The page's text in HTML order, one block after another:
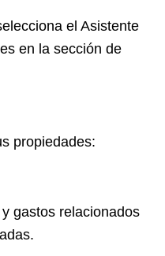
el Asistente
en la sección de
propiedades:
gastos relacionados